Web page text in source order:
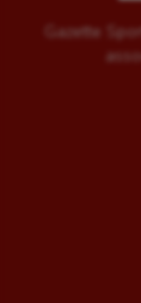
Gazette